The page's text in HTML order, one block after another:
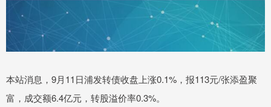
本站消息，9月11日浦发转债收盘上涨0.1%，报113元/张添盈聚
富，成交额6.4亿元，转股溢价率0.3%。